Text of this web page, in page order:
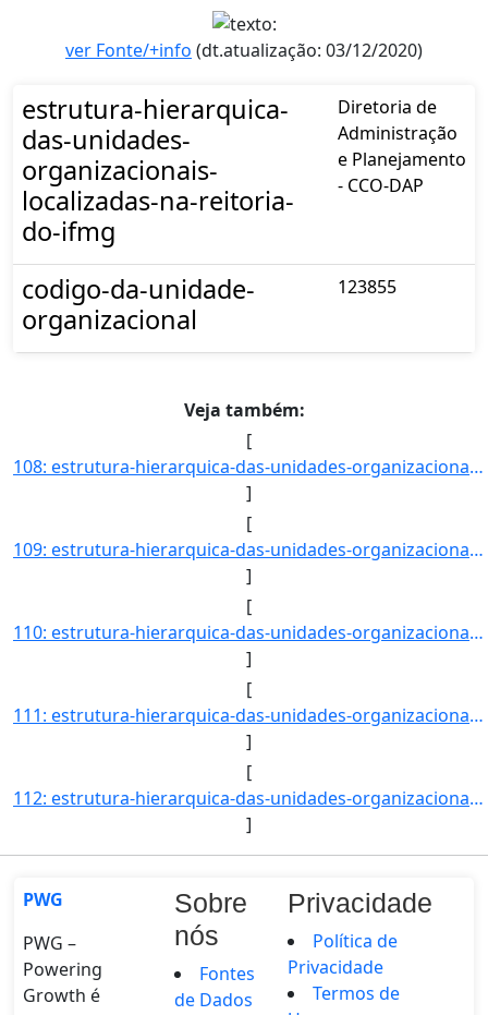
ver Fonte/+info (dt.atualização: 03/12/2020)
estrutura-hierarquica-
das-unidades-
organizacionais-
localizadas-na-reitoria-
do-ifmg
Diretoria de
Administração
e Planejamento
- CCO-DAP
codigo-da-unidade-
organizacional
123855
Veja também:
[
108: estrutura-hierarquica-das-unidades-organizacionais-localizadas-na-reitoria-do-ifmg-Coordenadoria_de_]
]
[
109: estrutura-hierarquica-das-unidades-organizacionais-localizadas-na-reitoria-do-ifmg-Coordenadoria_de_]
]
[
110: estrutura-hierarquica-das-unidades-organizacionais-localizadas-na-reitoria-do-ifmg-Coordenadoria_de_]
]
[
111: estrutura-hierarquica-das-unidades-organizacionais-localizadas-na-reitoria-do-ifmg-Coordenadoria_do_]
]
[
112: estrutura-hierarquica-das-unidades-organizacionais-localizadas-na-reitoria-do-ifmg-Diretoria_de_Ensi]
]
PWG
PWG –
Powering
Growth é
Sobre
nós
Fontes
de Dados
Privacidade
Política de
Privacidade
Termos de